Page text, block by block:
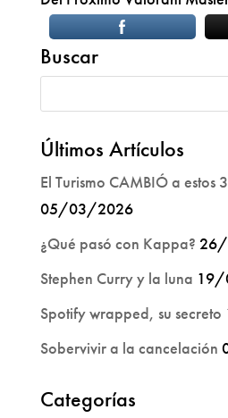
Buscar
Últimos Artículos
El Turismo CAMBIÓ a estos
05/03/2026
¿Qué pasó con Kappa?
Stephen Curry y la luna 19/
Spotify wrapped, su secreto
Sobervivir a la cancelación
Categorías